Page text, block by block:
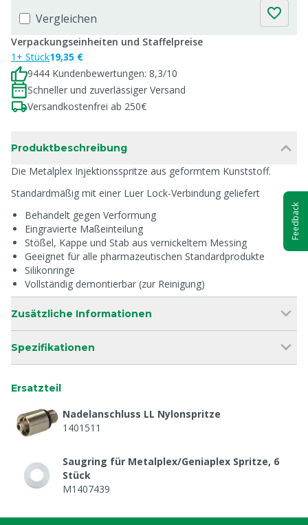
Vergleichen
Verpackungseinheiten und Staffelpreise
1+ Stück19,35 €
9444 Kundenbewertungen: 8,3/10
Schneller und zuverlässiger Versand
Versandkostenfrei ab 250€
Produktbeschreibung
Die Metalplex Injektionsspritze aus geformtem Kunststoff.
Standardmäßig mit einer Luer Lock-Verbindung geliefert
Behandelt gegen Verformung
Eingravierte Maßeinteilung
Stößel, Kappe und Stab aus vernickeltem Messing
Geeignet für alle pharmazeutischen Standardprodukte
Silikonringe
Vollständig demontierbar (zur Reinigung)
Zusätzliche Informationen
Spezifikationen
Ersatzteil
Nadelanschluss LL Nylonspritze
1401511
Saugring für Metalplex/Geniaplex Spritze, 6
Stück
M1407439
Feedback